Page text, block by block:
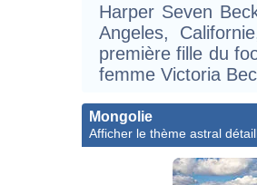
Harper Seven
Angeles,
première fille du
femme Victoria
Mongolie
Afficher le thème astral